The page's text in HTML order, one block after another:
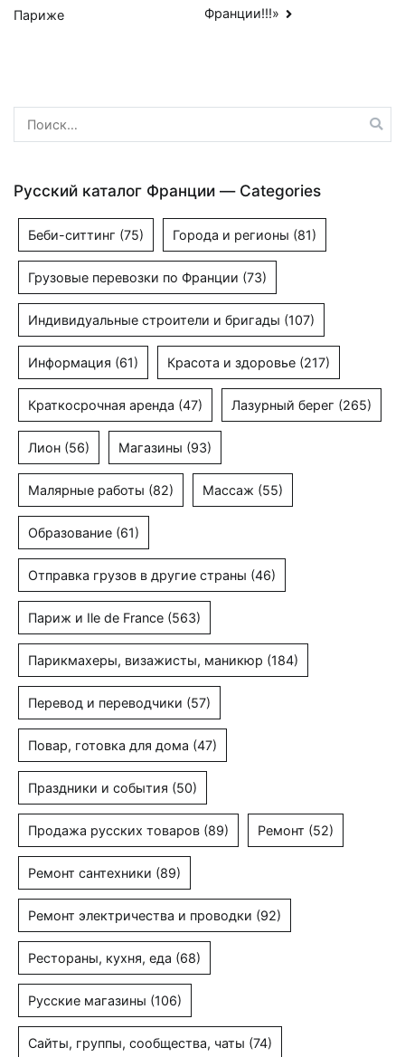
по
Париже
Франции!!!»
Найти:
Русский каталог Франции — Categories
Беби-ситтинг (75) Города и регионы (81)
Грузовые перевозки по Франции (73)
Индивидуальные строители и бригады (107)
Информация (61) Красота и здоровье (217)
Краткосрочная аренда (47) Лазурный берег (265)
Лион (56) Магазины (93)
Малярные работы (82) Массаж (55)
Образование (61)
Отправка грузов в другие страны (46)
Париж и Ile de France (563)
Парикмахеры, визажисты, маникюр (184)
Перевод и переводчики (57)
Повар, готовка для дома (47)
Праздники и события (50)
Продажа русских товаров (89) Ремонт (52)
Ремонт сантехники (89)
Ремонт электричества и проводки (92)
Рестораны, кухня, еда (68)
Русские магазины (106)
Сайты, группы, сообщества, чаты (74)